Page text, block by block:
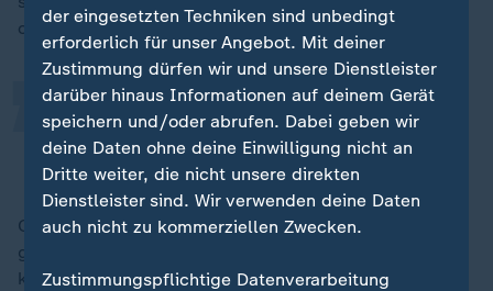
chan wieder eingefangen wurde:
Es ist ein Wunder.
„
Offensichtlich sei es der sechsjährigen Pinguindame
gelungen, Fische und Krebse zu fangen. "Sie hat ein
kleines bisschen abgenommen, aber es geht ihr
der eingesetzten Techniken sind unbedingt
erforderlich für unser Angebot. Mit deiner
Zustimmung dürfen wir und unsere Dienstleister
darüber hinaus Informationen auf deinem Gerät
speichern und/oder abrufen. Dabei geben wir
deine Daten ohne deine Einwilligung nicht an
Dritte weiter, die nicht unsere direkten
Dienstleister sind. Wir verwenden deine Daten
auch nicht zu kommerziellen Zwecken.
Zustimmungspflichtige Datenverarbeitung